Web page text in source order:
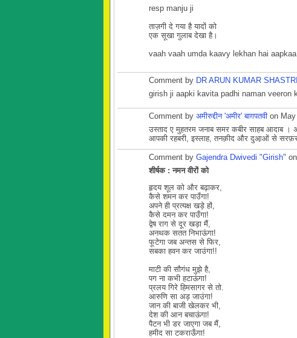
resp manju ji
ताज़गी दे गया है यादों को
एक सूखा गुलाब देखा है।
vaah vaah umda kaavy lekhan hai aapkaa
Comment by DR ARUN KUMAR SHASTRI
girish ji aapki kavita padhi naman veeron
Comment by अमीरुद्दीन 'अमीर' बाग़पतवी on
उस्ताद ए मुहतरम जनाब समर कबीर साहब
आपकी रहबरी, इस्लाह, तनक़ीद और दुआ़ओं से
Comment by Gajendra Dwivedi "Girish"
शीर्षक : नमन वीरों को
हृदय शूल को और बढ़ाकर,
कैसे शमन कर पाउँगा!
अपने ही प्रत्यक्ष खड़े हों,
कैसे दमन कर पाउँगा!
द्वेष राग से दूर खड़ा मैं,
अनथक सतत निभाऊंगा!
फूटेगा जब अन्तस से फिर,
सबका हवन कर जाउंगा!!
माटी की सौगंध मुझे है,
पग ना कभी हटाऊंगा!
प्रलय गिरे हिमसागर से तो.
आरुणि सा अड़ जाउंगा!
जान की बाजी खेलकर भी,
देश की आन बचाऊंगा!
पैटन भी डर जाएगा जब मैं,
हमीद सा टकराऊँगा!